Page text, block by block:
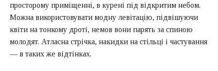
просторому приміщенні, в курені під відкритим небом.
Можна використовувати модну левітацію, підвішуючи
квіти на тонкому дроті, немов вони парять за спиною
молодят. Атласна стрічка, накидки на стільці і частування
— в таких же відтінках.